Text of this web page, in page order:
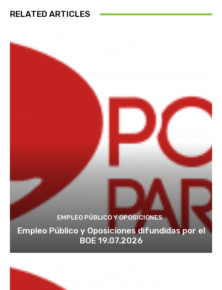
RELATED ARTICLES
EMPLEO PÚBLICO Y OPOSICIONES
Empleo Público y Oposiciones difundidas por el
BOE 19.07.2026